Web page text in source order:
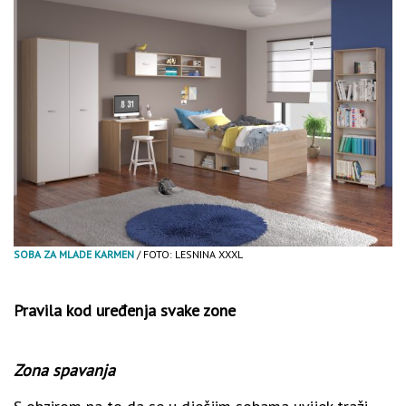
SOBA ZA MLADE KARMEN / FOTO: LESNINA XXXL
Pravila kod uređenja svake zone
Zona spavanja